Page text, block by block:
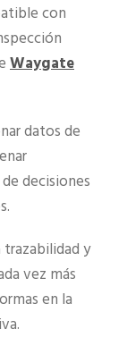
con
Waygate
datos de
decisiones
y
vez más
en la